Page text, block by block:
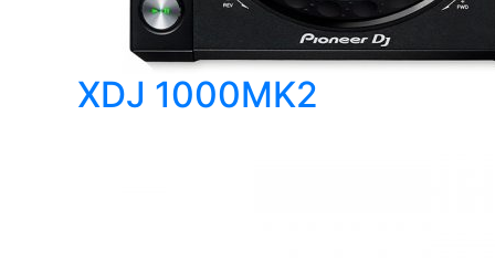
XDJ 1000MK2